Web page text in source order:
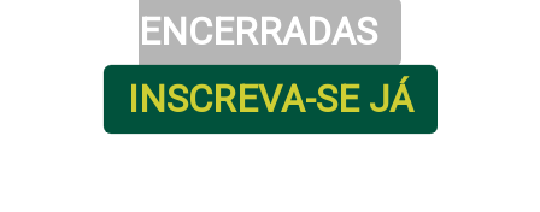
ENCERRADAS
INSCREVA-SE JÁ